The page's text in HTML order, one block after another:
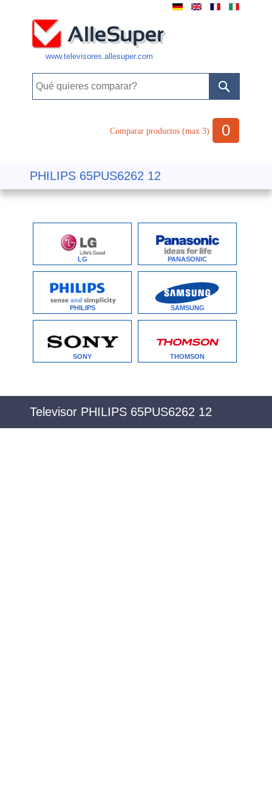
www.televisores.allesuper.com
Comparar productos (max 3) 0
PHILIPS 65PUS6262 12
LG PANASONIC
PHILIPS SAMSUNG
SONY THOMSON
Televisor PHILIPS 65PUS6262 12